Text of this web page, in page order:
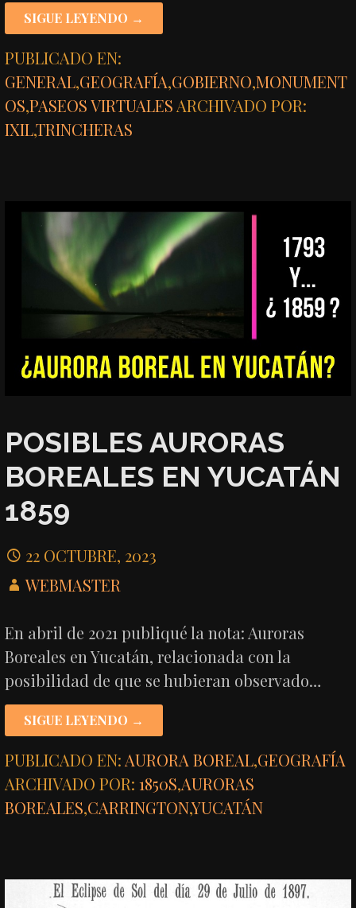
SIGUE LEYENDO →
PUBLICADO EN:
GENERAL,GEOGRAFÍA,GOBIERNO,MONUMENT
OS,PASEOS VIRTUALES ARCHIVADO POR:
IXIL,TRINCHERAS
POSIBLES AURORAS
BOREALES EN YUCATÁN
1859
22 OCTUBRE, 2023
WEBMASTER
En abril de 2021 publiqué la nota: Auroras
Boreales en Yucatán, relacionada con la
posibilidad de que se hubieran observado…
SIGUE LEYENDO →
PUBLICADO EN: AURORA BOREAL,GEOGRAFÍA
ARCHIVADO POR:1850S,AURORAS
BOREALES,CARRINGTON,YUCATÁN